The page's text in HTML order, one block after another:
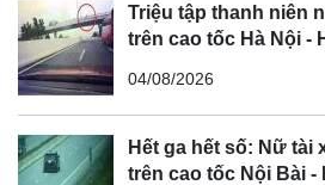
Nhà chức trách cũng đã xác định tài
tai nạn là ông P.V.H. (SN 1968, ở
Nội). Qua điểm tra, tài xế không vi
ma túy.
Nguyên nhân vụ tai nạn đang được
Triệu tập thanh niên
trên cao tốc Hà Nội -
04/08/2026
Hết ga hết số: Nữ tài
trên cao tốc Nội Bài -